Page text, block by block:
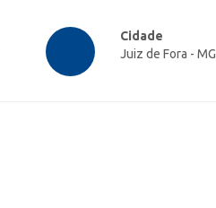
Cidade
Juiz de Fora - MG